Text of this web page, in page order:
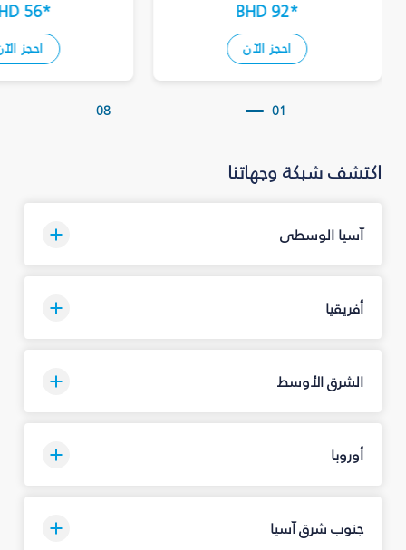
56*
احجز
BHD 92*
احجز الآن
08 01
اكتشف شبكة وجهاتنا
آسيا الوسطى
أفريقيا
الشرق الأوسط
أوروبا
جنوب شرق آسيا